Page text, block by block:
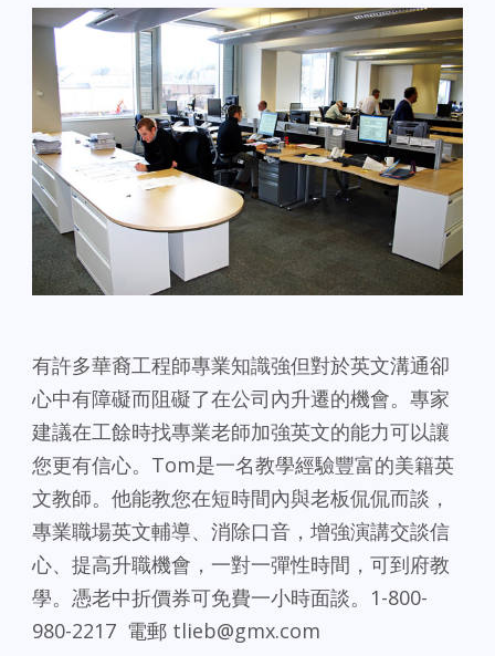
有許多華裔工程師專業知識強但對於英文溝通卻
心中有障礙而阻礙了在公司內升遷的機會。 專家
建議在工餘時找專業老師加強英文的能力可以讓
您更有信心。Tom是一名教學經驗豐富的美籍英
文教師。他能教您在短時間內與老板侃侃而談，
專業職場英文輔導、消除口音，增強演講交談信
心、提高升職機會，一對一彈性時間，可到府教
學。憑老中折價券可免費一小時面談。1-800-
980-2217 電郵 tlieb@gmx.com